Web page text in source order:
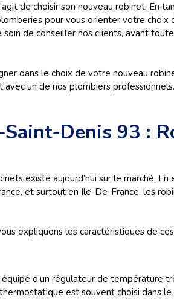
de choisir son nouveau robinet. En
pour vous orienter votre
de conseiller nos clients, avant
dans le choix de votre nouveau
un de nos plombiers professionnels.
Denis 93 :
existe aujourd’hui sur le marché.
et surtout en Ile-De-France, les
expliquons les caractéristiques de
d’un régulateur de température
est souvent choisi dans